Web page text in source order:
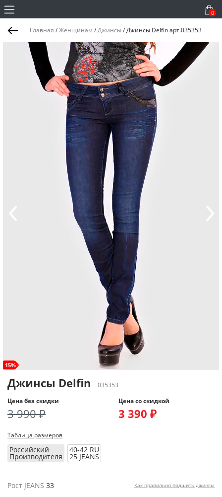
0
Главная /Женщинам /Джинсы/Джинсы Delfin арт.035353
15%
Джинсы Delfin
035353
Цена без скидки
3 990 ₽
Цена со скидкой
3 390 ₽
Таблица размеров
Российский
Производителя
40-42 RU
25 JEANS
Рост JEANS 33 Как правильно подшить джинсы